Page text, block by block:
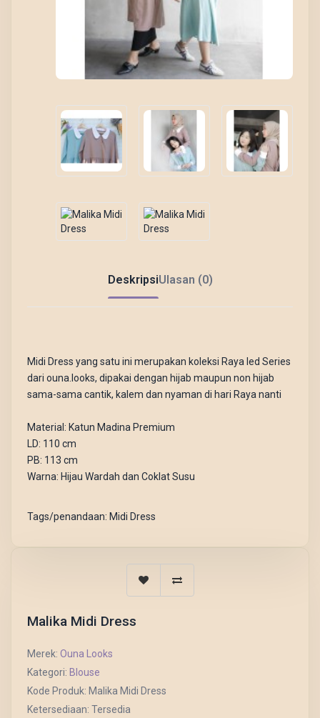
DeskripsiUlasan (0)
Midi Dress yang satu ini merupakan koleksi Raya Ied Series
dari ouna.looks, dipakai dengan hijab maupun non hijab
sama-sama cantik, kalem dan nyaman di hari Raya nanti
Material: Katun Madina Premium
LD: 110 cm
PB: 113 cm
Warna: Hijau Wardah dan Coklat Susu
Tags/penandaan: Midi Dress
Malika Midi Dress
Merek: Ouna Looks
Kategori: Blouse
Kode Produk: Malika Midi Dress
Ketersediaan: Tersedia